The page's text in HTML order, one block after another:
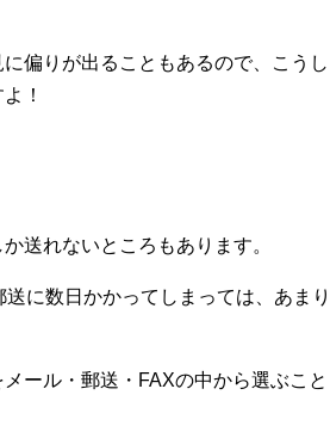
偏りが出ることもあるので、こうし
！
送れないところもあります。
に数日かかってしまっては、あまり
ール・郵送・FAXの中から選ぶこと